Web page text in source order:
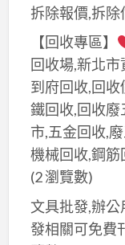
拆除報價,拆除
【回收專區】
回收場,新北
到府回收,回
鐵回收,回收廢
市,五金回收,
機械回收,鋼
(2 瀏覽數)
文具批發,辦
發相關可免費